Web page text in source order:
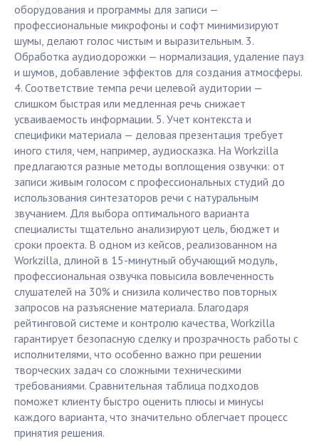
оборудования и программы для записи —
профессиональные микрофоны и софт минимизируют
шумы, делают голос чистым и выразительным. 3.
Обработка аудиодорожки — нормализация, удаление пауз
и шумов, добавление эффектов для создания атмосферы.
4. Соответствие темпа речи целевой аудитории —
слишком быстрая или медленная речь снижает
усваиваемость информации. 5. Учет контекста и
специфики материала — деловая презентация требует
иного стиля, чем, например, аудиосказка. На Workzilla
предлагаются разные методы воплощения озвучки: от
записи живым голосом с профессиональных студий до
использования синтезаторов речи с натуральным
звучанием. Для выбора оптимального варианта
специалисты тщательно анализируют цель, бюджет и
сроки проекта. В одном из кейсов, реализованном на
Workzilla, длиной в 15-минутный обучающий модуль,
профессиональная озвучка повысила вовлеченность
слушателей на 30% и снизила количество повторных
запросов на разъяснение материала. Благодаря
рейтинговой системе и контролю качества, Workzilla
гарантирует безопасную сделку и прозрачность работы с
исполнителями, что особенно важно при решении
творческих задач со сложными техническими
требованиями. Сравнительная таблица подходов
поможет клиенту быстро оценить плюсы и минусы
каждого варианта, что значительно облегчает процесс
принятия решения.